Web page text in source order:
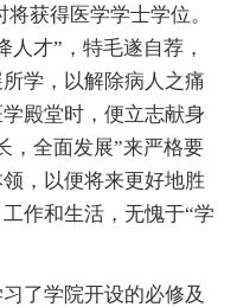
获得医学学士学位。
才”，特毛遂自荐，
学，以解除病人之痛
殿堂时，便立志献身
，全面发展”来严格要
，以便将来更好地胜
作和生活，无愧于“学
了学院开设的必修及